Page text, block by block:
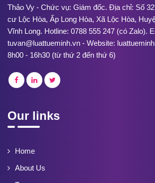
Thảo Vy - Chức vụ: Giám đốc. Địa chỉ: Số
cư Lộc Hòa, Ấp Long Hòa, Xã Lộc Hòa,
Vĩnh Long. Hotline: 0788 555 247 (có Zalo).
tuvan@luattueminh.vn - Website:
8h00 - 16h30 (từ thứ 2 đến thứ 6)
Our links
Home
About Us